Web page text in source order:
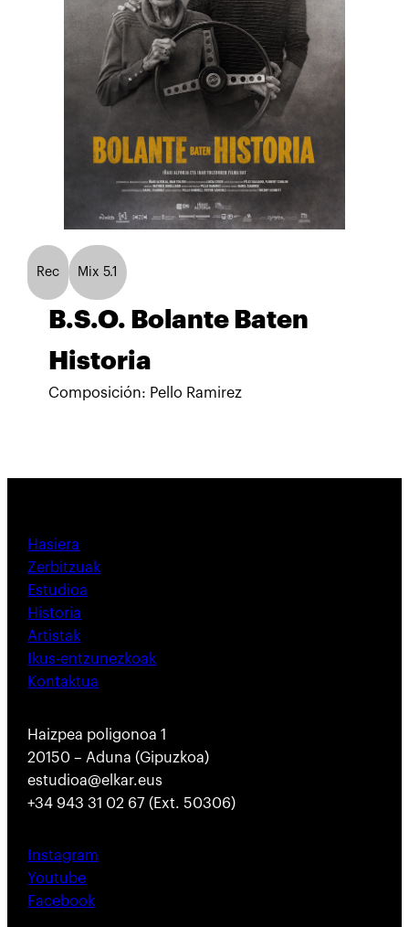
Rec Mix 5.1
B.S.O. Bolante Baten
Historia
Composición: Pello Ramirez
Hasiera
Zerbitzuak
Estudioa
Historia
Artistak
Ikus-entzunezkoak
Kontaktua
Haizpea poligonoa 1
20150 – Aduna (Gipuzkoa)
estudioa@elkar.eus
+34 943 31 02 67 (Ext. 50306)
Instagram
Youtube
Facebook